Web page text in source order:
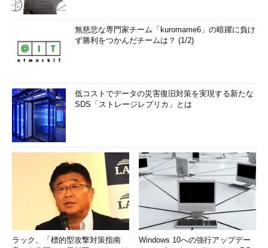
無慈悲な専門家チーム「kuromame6」の暗躍に負け
ず勝利をつかんだチームは？ (1/2)
低コストでデータの災害復旧対策を実現する新たな
SDS「ストレージレプリカ」とは
ラック、「標的型攻撃対策指南
Windows 10への強行アップデー